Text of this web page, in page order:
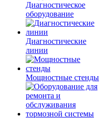
Диагностическое
оборудование
Диагностические
линии
Мощностные стенды